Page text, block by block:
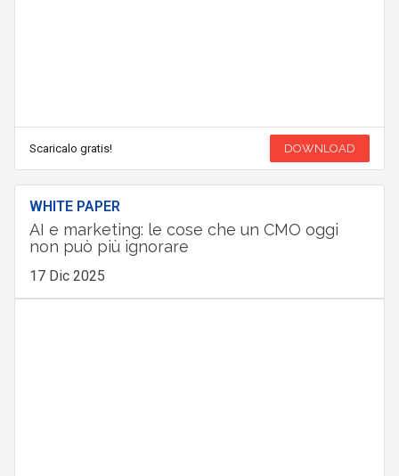
Scaricalo gratis! DOWNLOAD
WHITE PAPER
AI e marketing: le cose che un CMO oggi
non può più ignorare
17 Dic 2025